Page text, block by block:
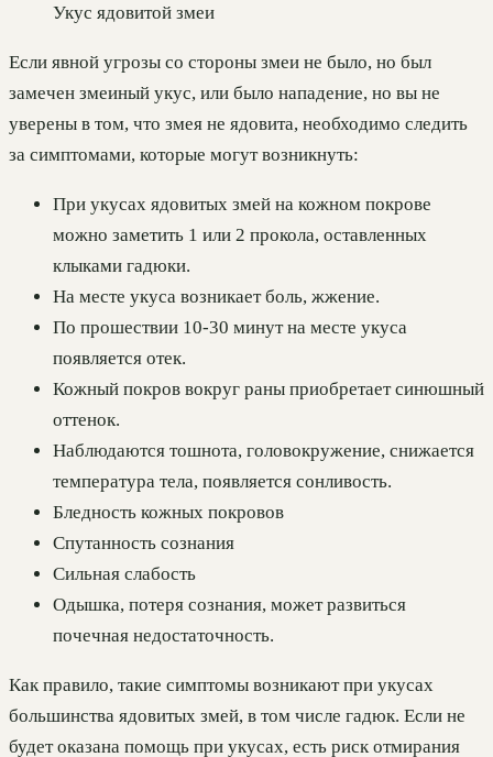
Укус ядовитой змеи
Если явной угрозы со стороны змеи не было, но был
замечен змеиный укус, или было нападение, но вы не
уверены в том, что змея не ядовита, необходимо следить
за симптомами, которые могут возникнуть:
При укусах ядовитых змей на кожном покрове
можно заметить 1 или 2 прокола, оставленных
клыками гадюки.
На месте укуса возникает боль, жжение.
По прошествии 10-30 минут на месте укуса
появляется отек.
Кожный покров вокруг раны приобретает синюшный
оттенок.
Наблюдаются тошнота, головокружение, снижается
температура тела, появляется сонливость.
Бледность кожных покровов
Спутанность сознания
Сильная слабость
Одышка, потеря сознания, может развиться
почечная недостаточность.
Как правило, такие симптомы возникают при укусах
большинства ядовитых змей, в том числе гадюк. Если не
будет оказана помощь при укусах, есть риск отмирания